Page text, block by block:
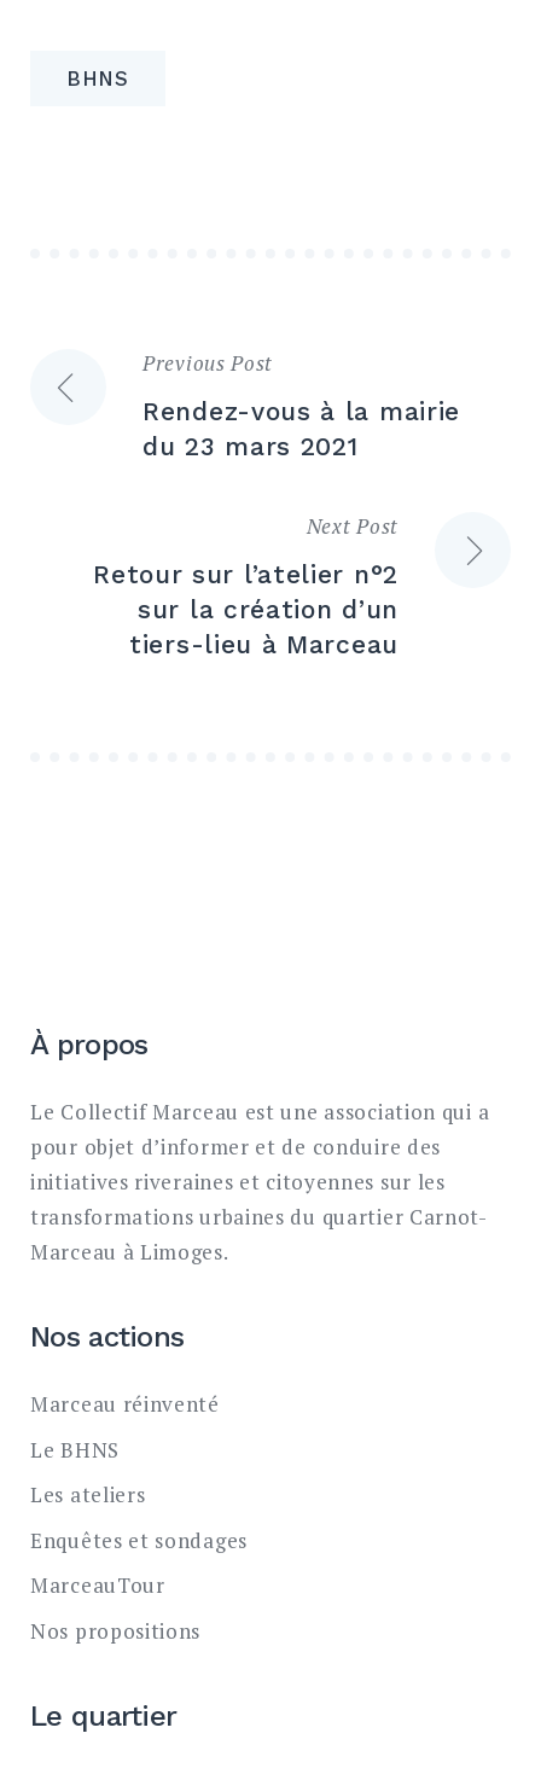
BHNS
Navigation
Previous Post
Rendez-vous à la mairie
du 23 mars 2021
Next Post
Retour sur l’atelier n°2
sur la création d’un
tiers-lieu à Marceau
À propos
Le Collectif Marceau est une association qui a
pour objet d’informer et de conduire des
initiatives riveraines et citoyennes sur les
transformations urbaines du quartier Carnot-
Marceau à Limoges.
Nos actions
Marceau réinventé
Le BHNS
Les ateliers
Enquêtes et sondages
MarceauTour
Nos propositions
Le quartier